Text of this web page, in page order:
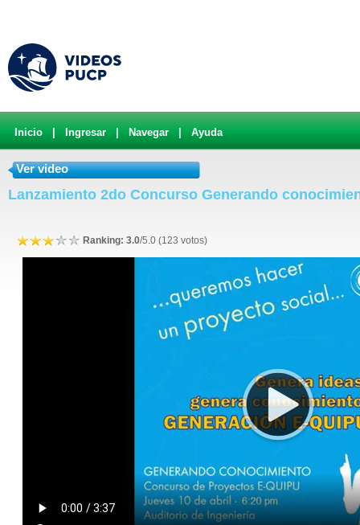
Inicio Ingresar Navegar Ayuda
Ver video
Lanzamiento 2do Concurso Generando
Ranking: 3.0/5.0 (123 votos)